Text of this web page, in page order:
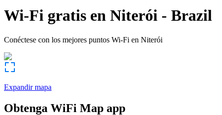
Wi-Fi gratis en Niterói - Brazil
Conéctese con los mejores puntos Wi-Fi en Niterói
Expandir mapa
Obtenga WiFi Map app